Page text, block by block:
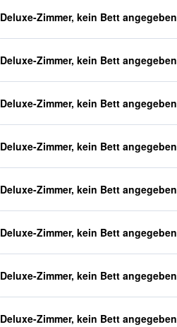
Deluxe-Zimmer, kein Bett angegeben
Deluxe-Zimmer, kein Bett angegeben
Deluxe-Zimmer, kein Bett angegeben
Deluxe-Zimmer, kein Bett angegeben
Deluxe-Zimmer, kein Bett angegeben
Deluxe-Zimmer, kein Bett angegeben
Deluxe-Zimmer, kein Bett angegeben
Deluxe-Zimmer, kein Bett angegeben